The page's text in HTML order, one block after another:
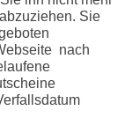
Sie
nach